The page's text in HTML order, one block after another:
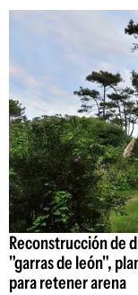
Reconstrucción de
"garras de león",
para retener arena